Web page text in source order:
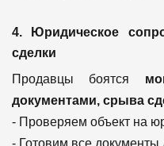
4. Юридическое
сделки
Продавцы боятся
документами, срыва
- Проверяем объект на
- Готовим все документы